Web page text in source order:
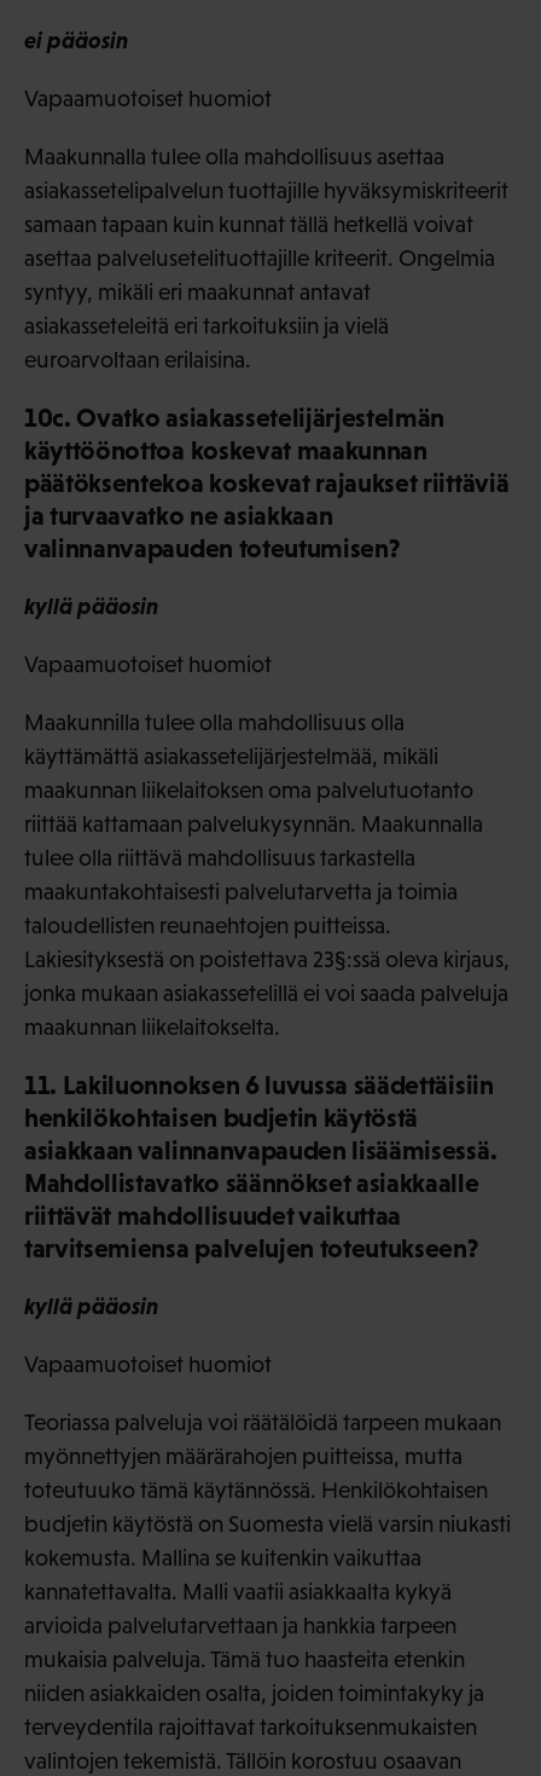
ei pääosin
Vapaamuotoiset huomiot
Maakunnalla tulee olla mahdollisuus asettaa
asiakassetelipalvelun tuottajille hyväksymiskriteerit
samaan tapaan kuin kunnat tällä hetkellä voivat
asettaa palvelusetelituottajille kriteerit. Ongelmia
syntyy, mikäli eri maakunnat antavat
asiakasseteleitä eri tarkoituksiin ja vielä
euroarvoltaan erilaisina.
10c. Ovatko asiakassetelijärjestelmän
käyttöönottoa koskevat maakunnan
päätöksentekoa koskevat rajaukset riittäviä
ja turvaavatko ne asiakkaan
valinnanvapauden toteutumisen?
kyllä pääosin
Vapaamuotoiset huomiot
Maakunnilla tulee olla mahdollisuus olla
käyttämättä asiakassetelijärjestelmää, mikäli
maakunnan liikelaitoksen oma palvelutuotanto
riittää kattamaan palvelukysynnän. Maakunnalla
tulee olla riittävä mahdollisuus tarkastella
maakuntakohtaisesti palvelutarvetta ja toimia
taloudellisten reunaehtojen puitteissa.
Lakiesityksestä on poistettava 23§:ssä oleva kirjaus,
jonka mukaan asiakassetelillä ei voi saada palveluja
maakunnan liikelaitokselta.
11. Lakiluonnoksen 6 luvussa säädettäisiin
henkilökohtaisen budjetin käytöstä
asiakkaan valinnanvapauden lisäämisessä.
Mahdollistavatko säännökset asiakkaalle
riittävät mahdollisuudet vaikuttaa
tarvitsemiensa palvelujen toteutukseen?
kyllä pääosin
Vapaamuotoiset huomiot
Teoriassa palveluja voi räätälöidä tarpeen mukaan
myönnettyjen määrärahojen puitteissa, mutta
toteutuuko tämä käytännössä. Henkilökohtaisen
budjetin käytöstä on Suomesta vielä varsin niukasti
kokemusta. Mallina se kuitenkin vaikuttaa
kannatettavalta. Malli vaatii asiakkaalta kykyä
arvioida palvelutarvettaan ja hankkia tarpeen
mukaisia palveluja. Tämä tuo haasteita etenkin
niiden asiakkaiden osalta, joiden toimintakyky ja
terveydentila rajoittavat tarkoituksenmukaisten
valintojen tekemistä. Tällöin korostuu osaavan